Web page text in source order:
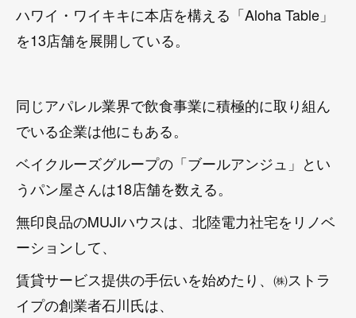
ハワイ・ワイキキに本店を構える「Aloha Table」
を13店舗を展開している。
同じアパレル業界で飲食事業に積極的に取り組ん
でいる企業は他にもある。
ベイクルーズグループの「ブールアンジュ」とい
うパン屋さんは18店舗を数える。
無印良品のMUJIハウスは、北陸電力社宅をリノベ
ーションして、
賃貸サービス提供の手伝いを始めたり、㈱ストラ
イプの創業者石川氏は、